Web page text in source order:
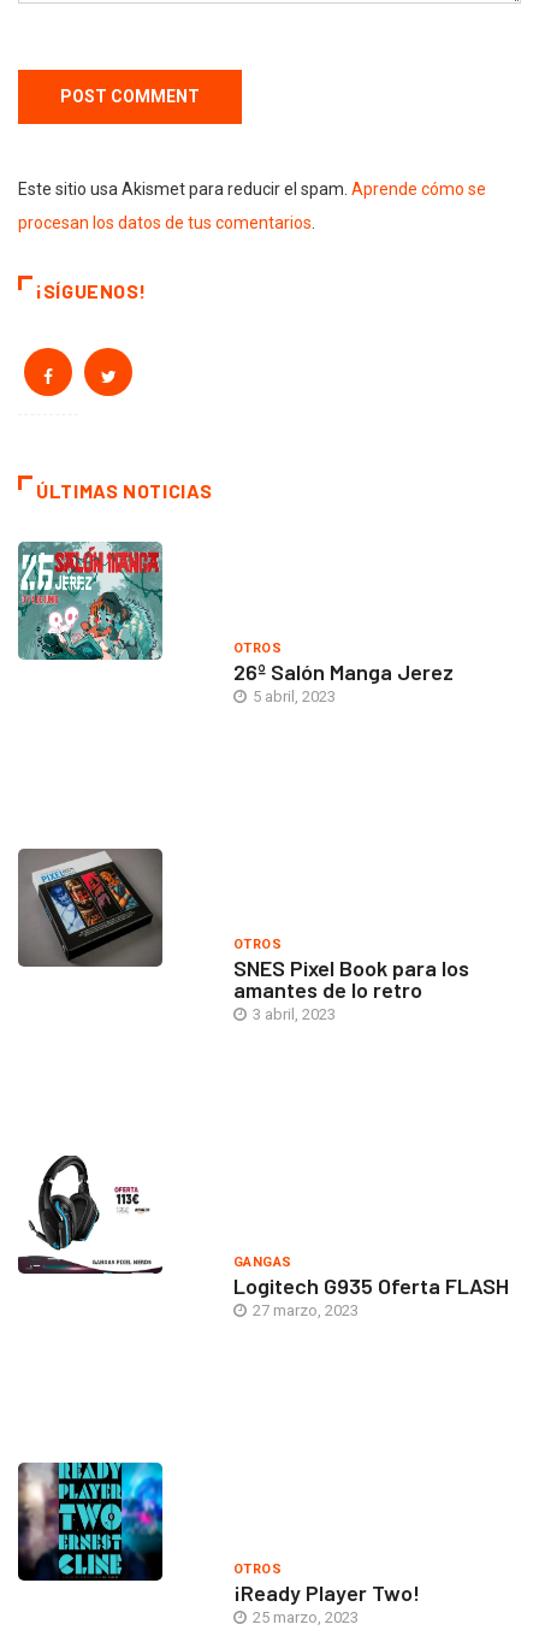
Este sitio usa Akismet para reducir el spam. Aprende cómo se
procesan los datos de tus comentarios
¡SÍGUENOS!
ÚLTIMAS NOTICIAS
OTROS
26º Salón Manga Jerez
5 abril, 2023
OTROS
SNES Pixel Book para los
amantes de lo retro
3 abril, 2023
GANGAS
Logitech G935 Oferta FLASH
27 marzo, 2023
OTROS
¡Ready Player Two!
25 marzo, 2023